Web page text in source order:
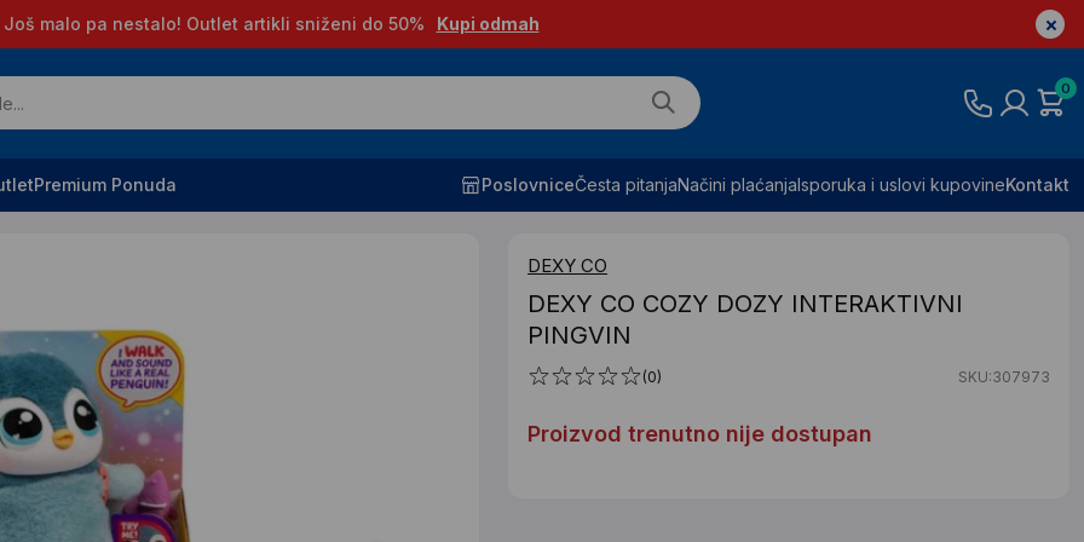
Još malo pa nestalo! Outlet artikli sniženi do 50% Kupi odmah
0
Premium Ponuda PoslovniceČesta pitanjaNačini plaćanjaIsporuka i uslovi kupovineKontakt
DEXY CO
DEXY CO COZY DOZY INTERAKTIVNI
PINGVIN
(0) SKU:307973
Proizvod trenutno nije dostupan